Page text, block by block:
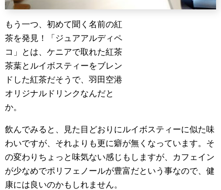
もう一つ、初めて聞く名前の紅
茶を発見！「ジュアアルディペ
コ」とは、ケニアで取れた紅茶
茶葉とルイボスティーをブレン
ドした紅茶だそうで、羽田空港
オリジナルドリンクなんだと
か。
飲んでみると、見た目どおりにルイボスティーに似た味
わいですが、それよりも更に癖が無くなっています。そ
の変わりちょっと味気ない感じもしますが、カフェイン
が少なめでポリフェノールが豊富だという事なので、健
康には良いのかもしれません。